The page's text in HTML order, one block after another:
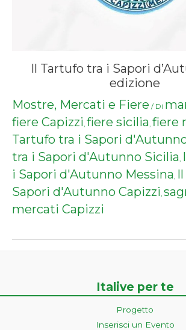
Il Tartufo tra i Sapori
edizione
Mostre, Mercati e Fiere / Di
fiere Capizzi, fiere sicilia, fiere
Tartufo tra i Sapori
tra i Sapori d'Autunno Sicilia,
i Sapori d'Autunno Messina,
Sapori d'Autunno Capizzi,
mercati Capizzi
Italive per te
Progetto
Inserisci un Evento